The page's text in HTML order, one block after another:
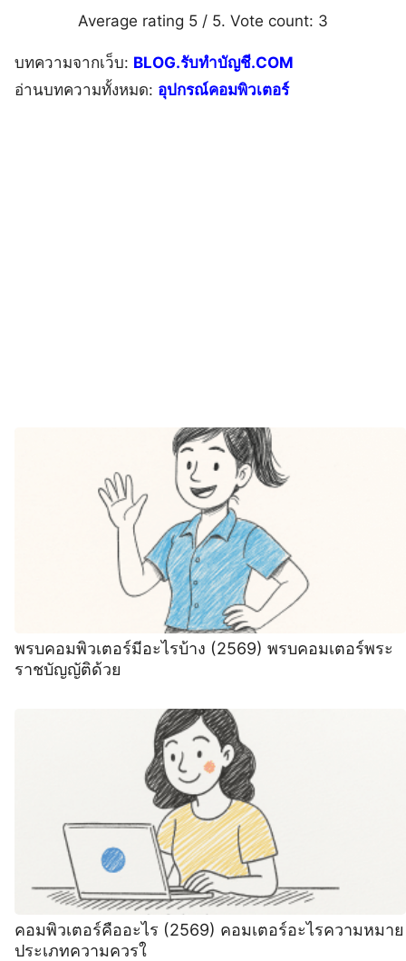
Average rating 5 / 5. Vote count: 3
บทความจากเว็บ: BLOG.รับทำบัญชี.COM
อ่านบทความทั้งหมด: อุปกรณ์คอมพิวเตอร์
พรบคอมพิวเตอร์มีอะไรบ้าง (2569) พรบคอมเตอร์พระ
ราชบัญญัติด้วย
คอมพิวเตอร์คืออะไร (2569) คอมเตอร์อะไรความหมาย
ประเภทความควรใ